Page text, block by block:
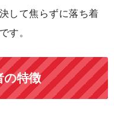
して焦らずに落ち着
す。
の特徴